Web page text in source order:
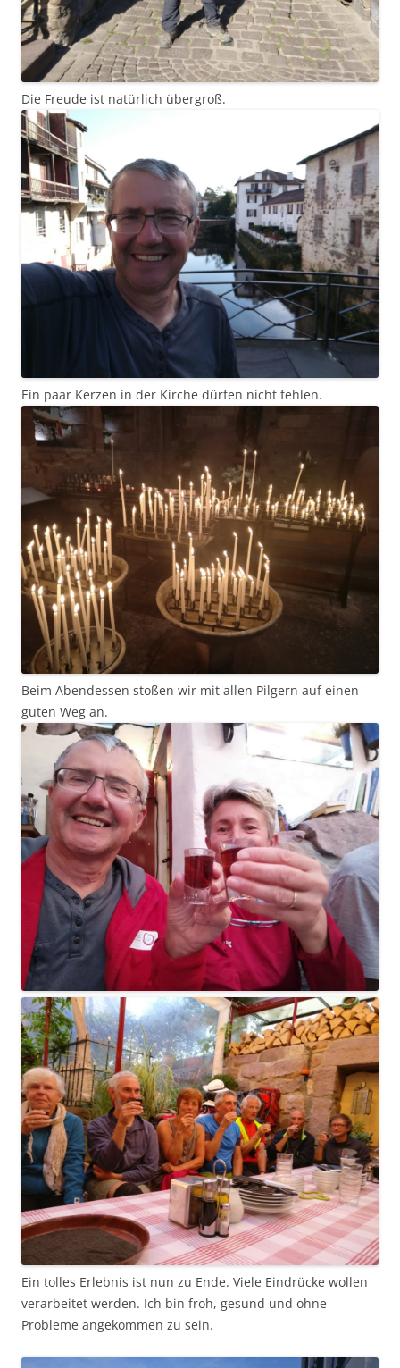
Die Freude ist natürlich übergroß.
Ein paar Kerzen in der Kirche dürfen nicht fehlen.
Beim Abendessen stoßen wir mit allen Pilgern auf einen
guten Weg an.
Ein tolles Erlebnis ist nun zu Ende. Viele Eindrücke wollen
verarbeitet werden. Ich bin froh, gesund und ohne
Probleme angekommen zu sein.